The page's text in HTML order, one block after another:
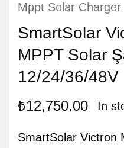
Mppt Solar Charger
SmartSolar
MPPT Solar
12/24/36/48V
₺12,750.00 In
SmartSolar Victron